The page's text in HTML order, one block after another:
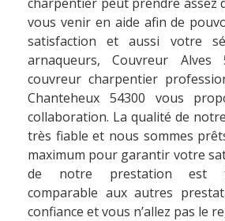
vous venir en aide afin de
satisfaction et aussi votre
arnaqueurs, Couvreur
couvreur charpentier
Chanteheux 54300 vous
collaboration. La qualité de
très fiable et nous sommes
maximum pour garantir votre
de notre prestation est
comparable aux autres
confiance et vous n’allez pas le